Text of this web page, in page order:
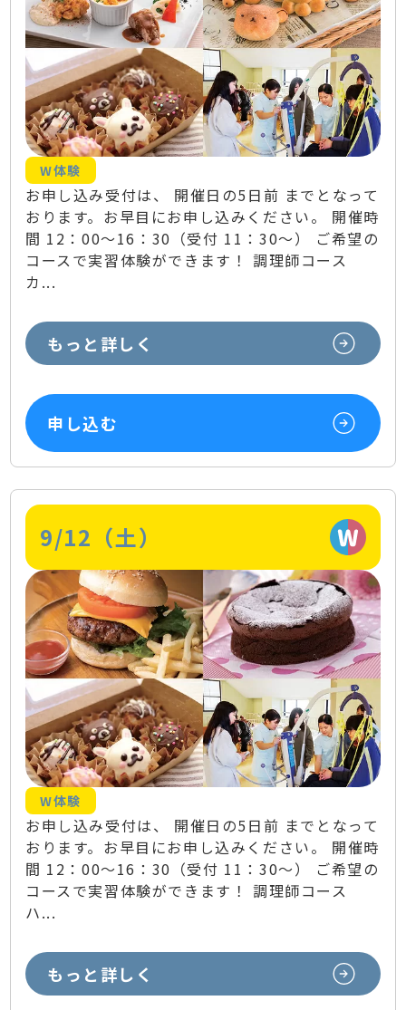
W体験
お申し込み受付は、 開催日の5日前 までとなって
おります。お早目にお申し込みください。 開催時
間 12：00～16：30（受付 11：30～） ご希望の
コースで実習体験ができます！ 調理師コース
カ...
もっと詳しく
申し込む
9/12（土）
W体験
お申し込み受付は、 開催日の5日前 までとなって
おります。お早目にお申し込みください。 開催時
間 12：00～16：30（受付 11：30～） ご希望の
コースで実習体験ができます！ 調理師コース
ハ...
もっと詳しく